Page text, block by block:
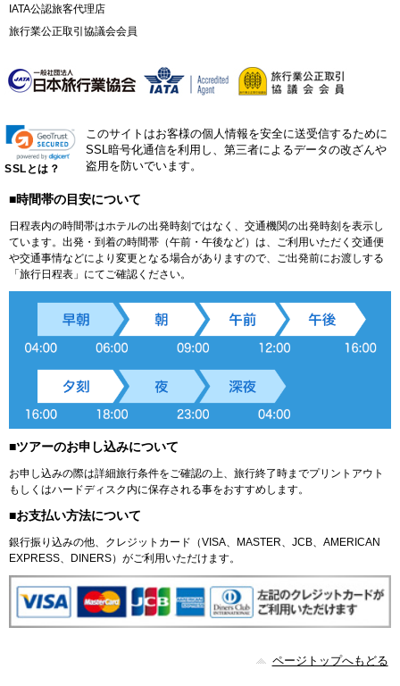
IATA公認旅客代理店
旅行業公正取引協議会会員
SSLとは？
このサイトはお客様の個人情報を安全に送受信するために
SSL暗号化通信を利用し、第三者によるデータの改ざんや
盗用を防いでいます。
■時間帯の目安について
日程表内の時間帯はホテルの出発時刻ではなく、交通機関の出発時刻を表示し
ています。出発・到着の時間帯（午前・午後など）は、ご利用いただく交通便
や交通事情などにより変更となる場合がありますので、ご出発前にお渡しする
「旅行日程表」にてご確認ください。
■ツアーのお申し込みについて
お申し込みの際は詳細旅行条件をご確認の上、旅行終了時までプリントアウト
もしくはハードディスク内に保存される事をおすすめします。
■お支払い方法について
銀行振り込みの他、クレジットカード（VISA、MASTER、JCB、AMERICAN
EXPRESS、DINERS）がご利用いただけます。
ページトップへもどる